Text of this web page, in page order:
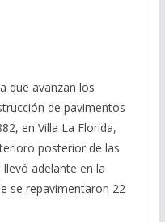
que avanzan los
de pavimentos
en Villa La Florida,
posterior de las
adelante en la
se repavimentaron 22